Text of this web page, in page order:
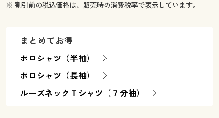
※ 割引前の税込価格は、販売時の消費税率で表示しています。
まとめてお得
ポロシャツ（半袖）
ポロシャツ（長袖）
ルーズネックＴシャツ（７分袖）